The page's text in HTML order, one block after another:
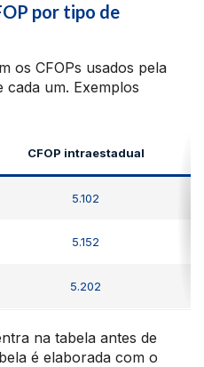
por tipo de
os CFOPs usados pela
cada um. Exemplos
CFOP intraestadual
5.102
5.152
5.202
na tabela antes de
é elaborada com o